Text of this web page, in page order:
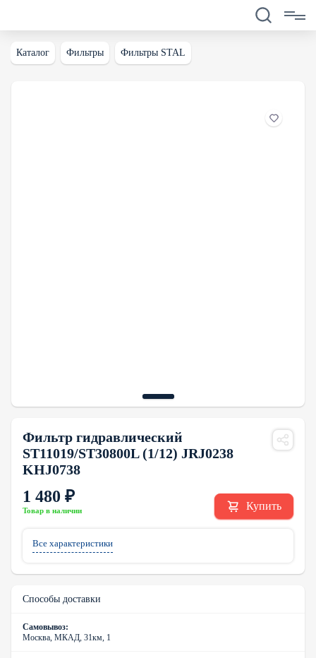
Каталог Фильтры Фильтры STAL
Фильтр гидравлический
ST11019/ST30800L (1/12) JRJ0238
KHJ0738
Все характеристики
1 480 ₽
Товар в наличии Купить
Способы доставки
Самовывоз:
Москва, МКАД, 31км, 1